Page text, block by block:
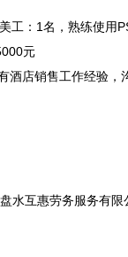
：1名，熟练使用
元
店销售工作经验，
水互惠劳务服务有限